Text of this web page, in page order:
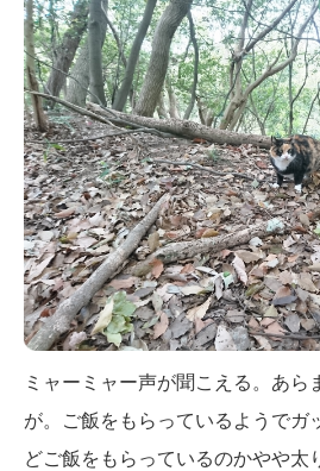
ミャーミャー声が聞こえる。あら
が。ご飯をもらっているようでガ
どご飯をもらっているのかやや太